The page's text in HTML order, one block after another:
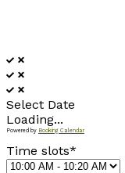
Select Date
Loading...
Powered by Booking Calendar
Time slots*